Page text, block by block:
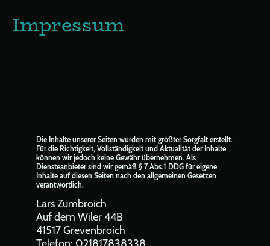
Impressum
Die Inhalte unserer Seiten wurden mit größter Sorgfalt erstellt.
Für die Richtigkeit, Vollständigkeit und Aktualität der Inhalte
können wir jedoch keine Gewähr übernehmen. Als
Diensteanbieter sind wir gemäß § 7 Abs.1 DDG für eigene
Inhalte auf diesen Seiten nach den allgemeinen Gesetzen
verantwortlich.
Lars Zumbroich
Auf dem Wiler 44B
41517 Grevenbroich